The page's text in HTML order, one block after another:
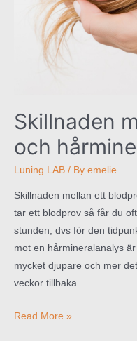
Skillnaden
och
Luning LAB / By emelie
Skillnaden mellan ett
tar ett blodprov så får du
stunden, dvs för den
mot en hårmineralanalys
mycket djupare och mer
veckor tillbaka …
Skillnaden
Read More »